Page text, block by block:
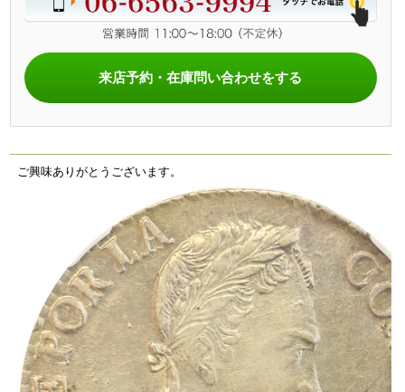
来店予約・在庫問い合わせをする
ご興味ありがとうございます。